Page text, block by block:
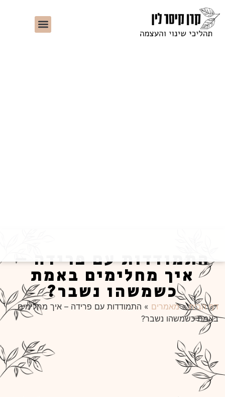
התמודדות עם פרידה –
איך מחלימים באמת
כשמשהו נשבר?
דף הבית»מאמרים » התמודדות עם פרידה – איך מחלימים
באמת כשמשהו נשבר?